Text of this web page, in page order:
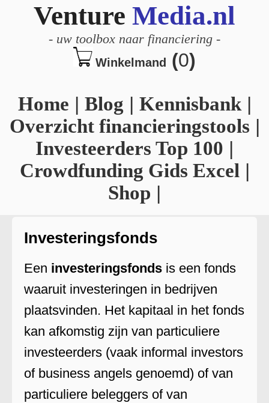
Venture Media.nl
- uw toolbox naar financiering -
Winkelmand (0)
Home | Blog | Kennisbank|
Overzicht financieringstools |
Investeerders Top 100 |
Crowdfunding Gids Excel |
Shop |
Investeringsfonds
Een investeringsfonds is een fonds
waaruit investeringen in bedrijven
plaatsvinden. Het kapitaal in het fonds
kan afkomstig zijn van particuliere
investeerders (vaak informal investors
of business angels genoemd) of van
particuliere beleggers of van